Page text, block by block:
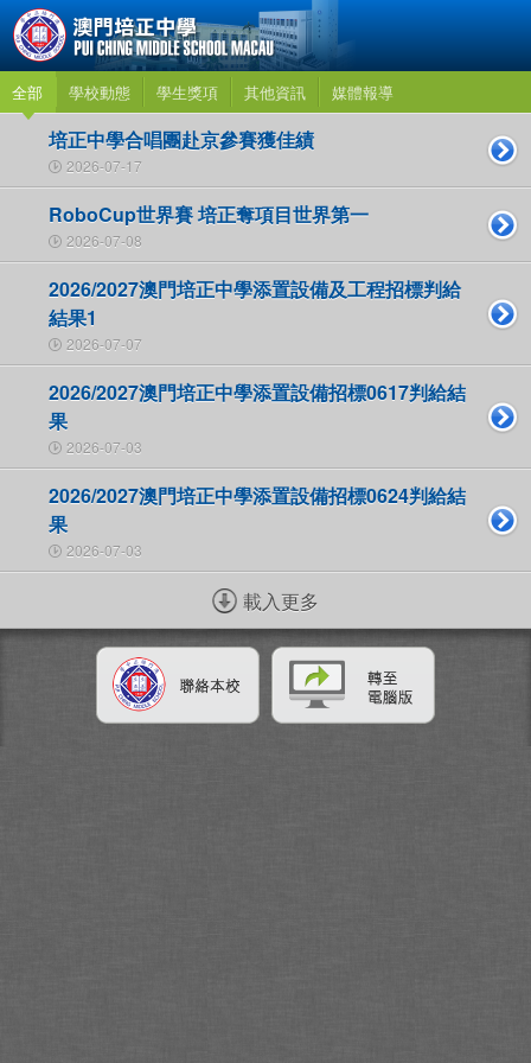
全部 學校動態 學生獎項 其他資訊 媒體報導
培正中學合唱團赴京參賽獲佳績
2026-07-17
RoboCup世界賽 培正奪項目世界第一
2026-07-08
2026/2027澳門培正中學添置設備及工程招標判給
結果1
2026-07-07
2026/2027澳門培正中學添置設備招標0617判給結
果
2026-07-03
2026/2027澳門培正中學添置設備招標0624判給結
果
2026-07-03
載入更多